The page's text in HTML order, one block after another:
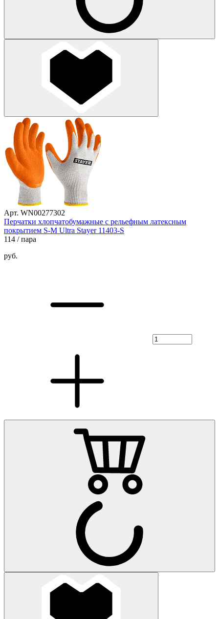
Арт. WN00277302
Перчатки хлопчатобумажные с рельефным латексным
покрытием S-M Ultra Stayer 11403-S
114 / пара
руб.